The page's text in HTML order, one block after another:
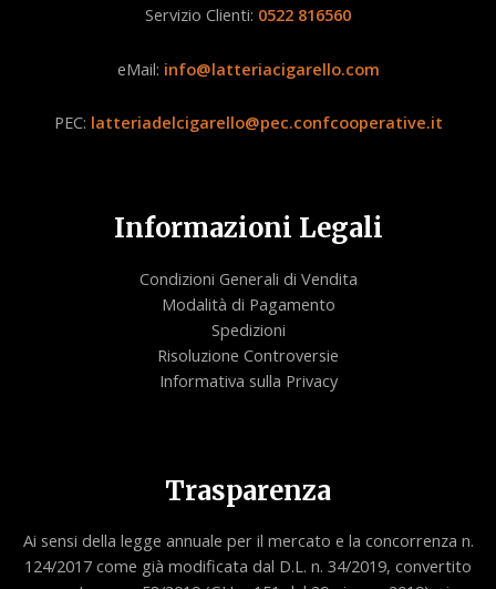
Servizio Clienti: 0522 816560
eMail: info@latteriacigarello.com
PEC: latteriadelcigarello@pec.confcooperative.it
Informazioni Legali
Condizioni Generali di Vendita
Modalità di Pagamento
Spedizioni
Risoluzione Controversie
Informativa sulla Privacy
Trasparenza
Ai sensi della legge annuale per il mercato e la concorrenza n.
124/2017 come già modificata dal D.L. n. 34/2019, convertito